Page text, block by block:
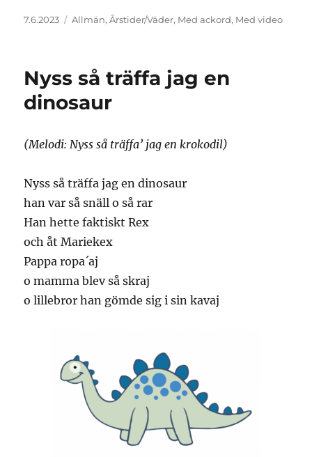
Posted
7.6.2023 Categories
Allmän,Årstider/Väder, Med ackord, Med video
Nyss så träffa jag en
dinosaur
(Melodi: Nyss så träffa’ jag en krokodil)
Nyss så träffa jag en dinosaur
han var så snäll o så rar
Han hette faktiskt Rex
och åt Mariekex
Pappa ropa´aj
o mamma blev så skraj
o lillebror han gömde sig i sin kavaj